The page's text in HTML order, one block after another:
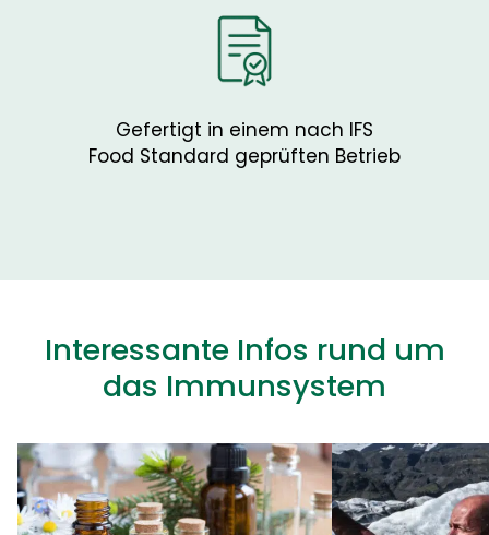
Gefertigt in einem nach IFS
Food Standard geprüften Betrieb
Interessante Infos rund um
das Immunsystem